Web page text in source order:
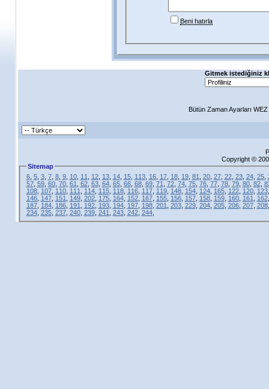
Beni hatırla
Gitmek istediğiniz
Bütün Zaman Ayarları
Copyright ©
Sitemap
6, 5, 3, 7, 8, 9, 10, 11 12, 13, 14, 15, 113, 16, 17, 18, 19, 81 20, 27, 22, 23, 24, 25,
57, 59, 60, 70, 61 62, 63, 64, 65, 66, 68, 69, 71 72, 74, 75, 76, 77, 78, 79, 80, 82,
108, 107, 110, 111 114, 115, 118, 116, 117, 119, 148, 154, 124, 165, 122, 120, 123
146, 147, 151 149, 202, 175, 164, 152, 167, 155, 156, 157, 158, 159, 160, 161 162
187, 184, 186, 191 192, 193, 194, 197, 198, 201 203, 229, 204, 205, 206, 207, 208
234, 235, 237, 240, 239, 241 243, 242, 244,